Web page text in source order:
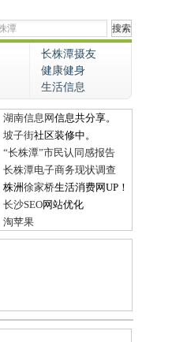
长株潭摄友
健康健身
生活信息
湖南信息网信息共分享。
坡子街社区装修中。
“长株潭”市民认同感报告
长株潭电子商务现状调查
株洲徐家桥生活消费网UP！
长沙SEO网站优化
淘苹果